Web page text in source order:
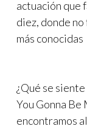
actuación que
diez, donde
más conocidas
¿Qué se
You Gonna Be
encontramos